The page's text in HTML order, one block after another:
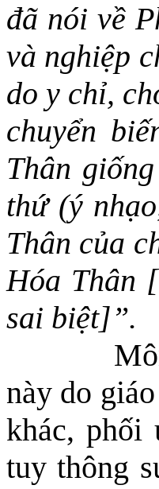
đã nói về
và nghiệp
do y chỉ,
chuyển
Thân
thứ (ý nhạo
Thân của
Hóa Thân
sai biệt]”.
này do
khác, phối
tuy thông